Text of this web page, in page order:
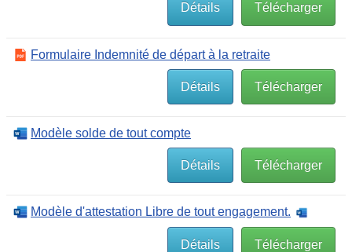
Télécharger
Détails
Formulaire Indemnité de départ à la retraite
Télécharger
Détails
Modèle solde de tout compte
Télécharger
Détails
Modèle d'attestation Libre de tout engagement.
Télécharger
Détails